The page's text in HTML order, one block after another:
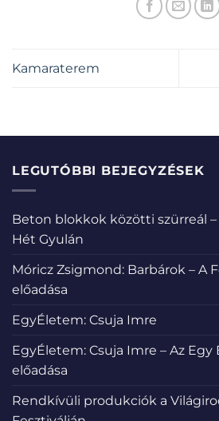
Kamaraterem
LEGUTÓBBI BEJEGYZÉSEK
Beton blokkok közötti szürreál
Hét Gyulán
Móricz Zsigmond: Barbárok – A
előadása
EgyÉletem: Csuja Imre
EgyÉletem: Csuja Imre – Az
előadása
Rendkívüli produkciók a